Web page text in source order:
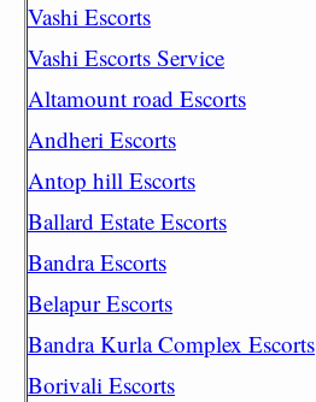
Vashi Escorts
Vashi Escorts Service
Altamount road Escorts
Andheri Escorts
Antop hill Escorts
Ballard Estate Escorts
Bandra Escorts
Belapur Escorts
Bandra Kurla Complex Escorts
Borivali Escorts